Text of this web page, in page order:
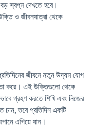
স্বপ্ন দেখতে হবে।
ও জীবনযাত্রা থেকে
জীবনে নতুন উদ্যম যোগ
করে। এই উক্তিগুলো থেকে
গ্রহণ করতে শিখি এবং নিজের
তবে প্রতিদিন একটি
এগিয়ে যান।